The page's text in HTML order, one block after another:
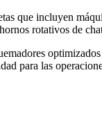
que incluyen
rotativos de
para las